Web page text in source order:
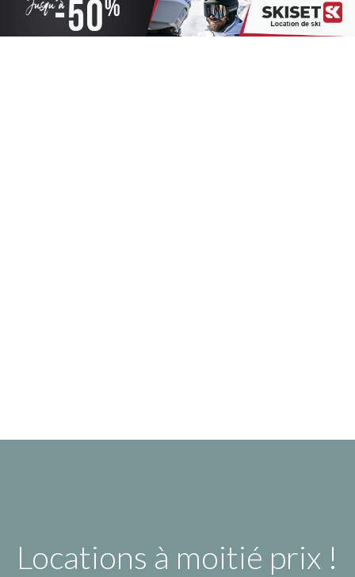
Locations à moitié prix !